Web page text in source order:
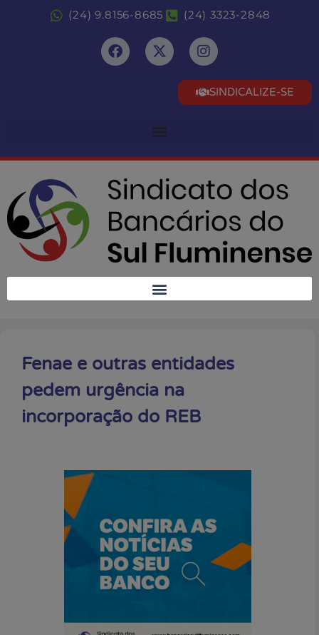
(24) 9.8156-8685 (24) 3323-2848
SINDICALIZE-SE
Fenae e outras entidades
pedem urgência na
incorporação do REB